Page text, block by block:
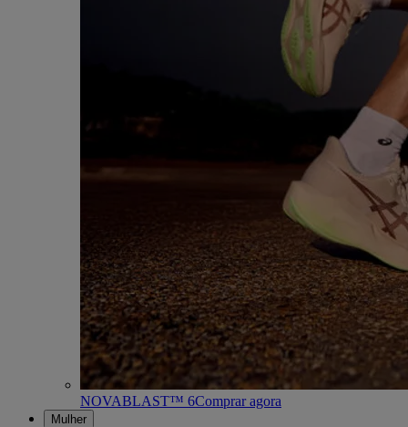
NOVABLAST™ 6Comprar agora
Mulher